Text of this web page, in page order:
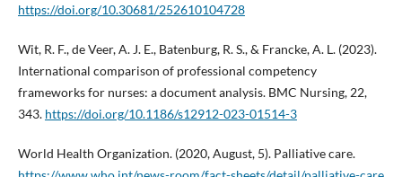
https://doi.org/10.30681/252610104728
Wit, R. F., de Veer, A. J. E., Batenburg, R. S., & Francke, A. L. (2023).
International comparison of professional competency
frameworks for nurses: a document analysis. BMC Nursing, 22,
343. https://doi.org/10.1186/s12912-023-01514-3
World Health Organization. (2020, August, 5). Palliative care.